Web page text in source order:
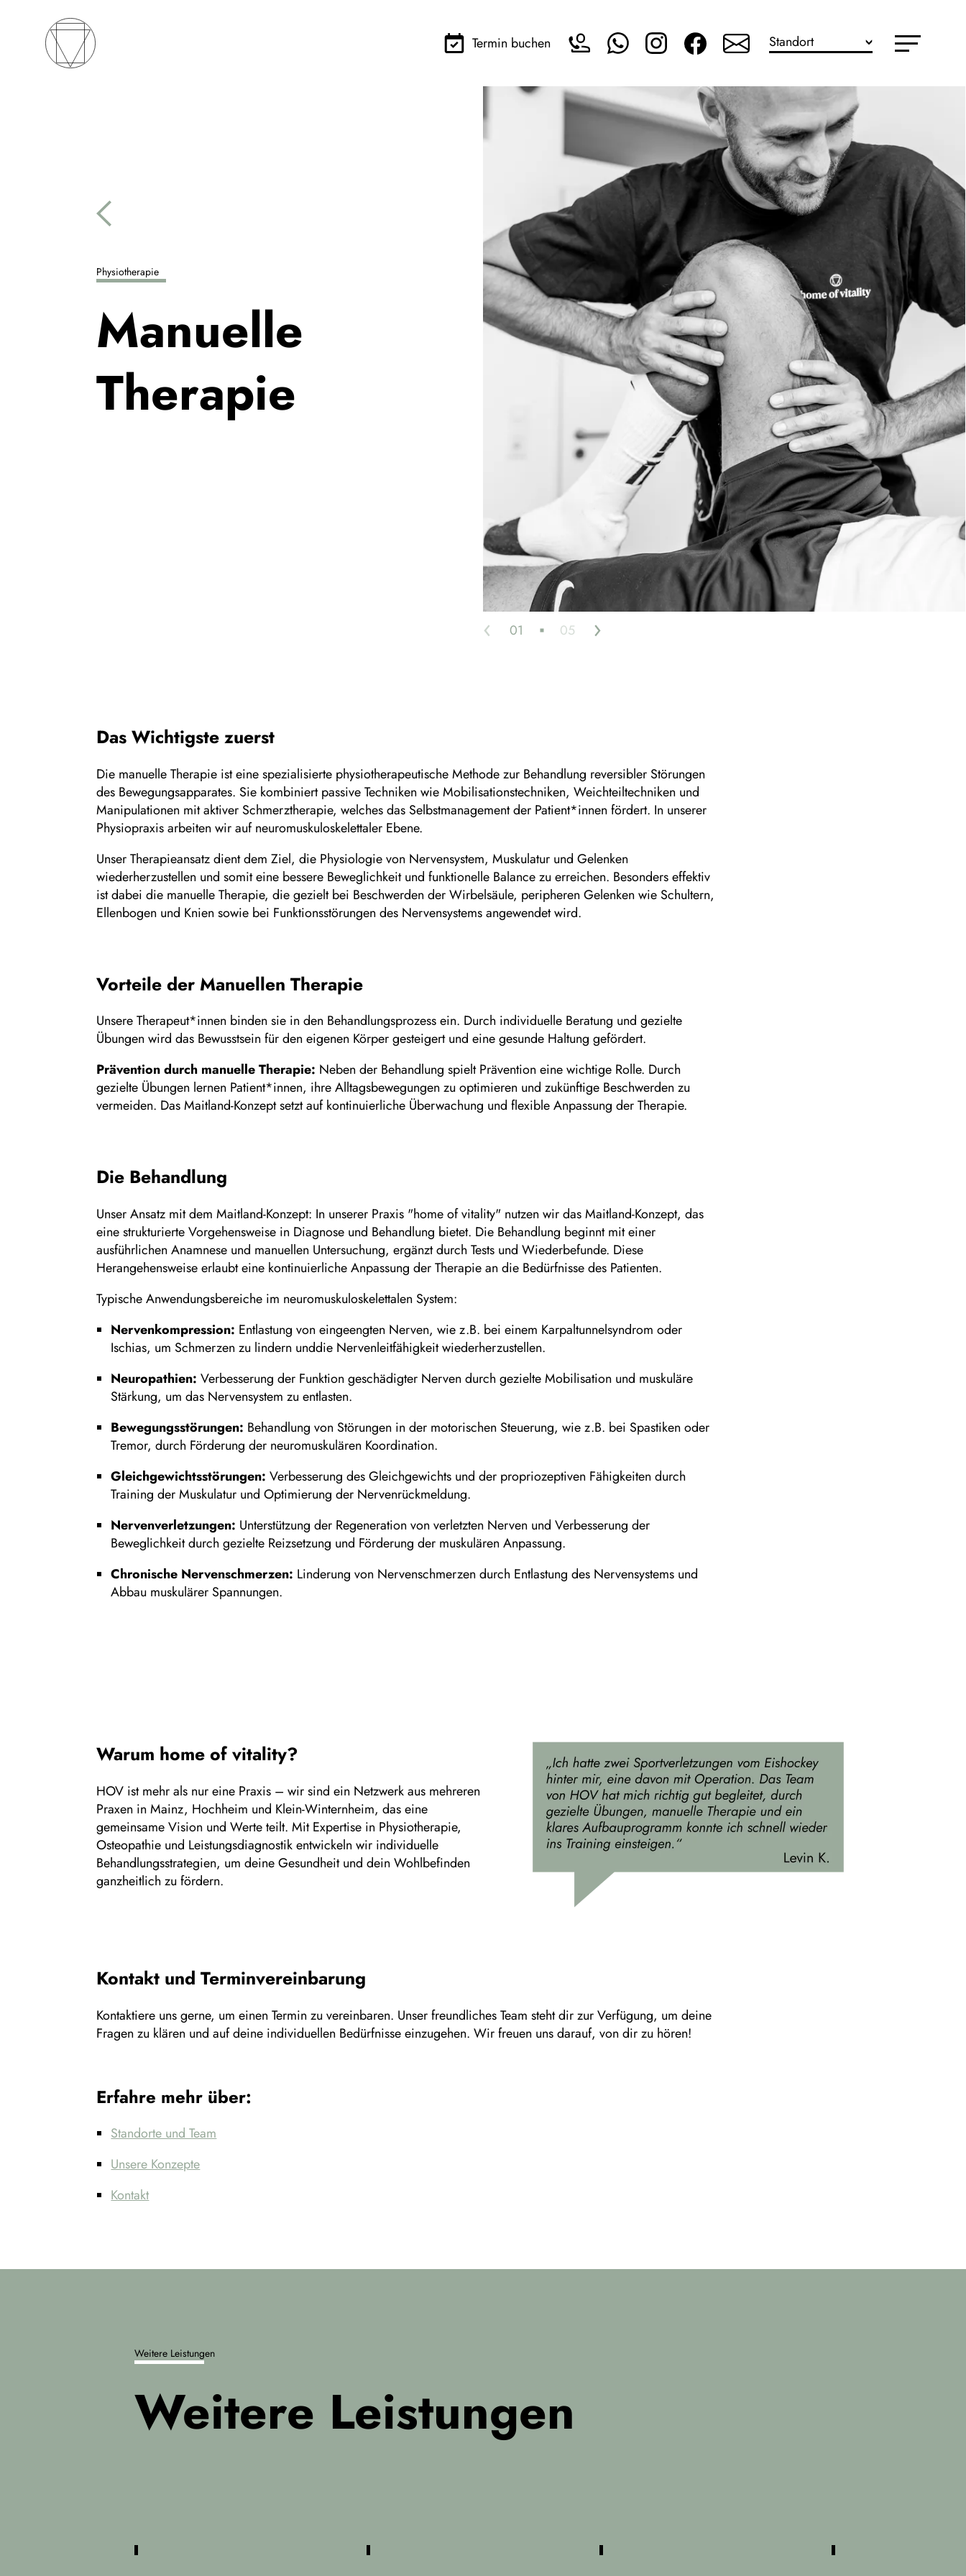
Termin buchen Standort
Mainz - Am Brand
Mainz - Bleiche
Hochheim
Klein-Winternheim
Bretzenheim
Physiotherapie
Manuelle
Therapie
‹ 01 05 ›
Das Wichtigste zuerst
Die manuelle Therapie ist eine spezialisierte physiotherapeutische Methode zur Behandlung reversibler Störungen
des Bewegungsapparates. Sie kombiniert passive Techniken wie Mobilisationstechniken, Weichteiltechniken und
Manipulationen mit aktiver Schmerztherapie, welches das Selbstmanagement der Patient*innen fördert. In unserer
Physiopraxis arbeiten wir auf neuromuskuloskelettaler Ebene.
Unser Therapieansatz dient dem Ziel, die Physiologie von Nervensystem, Muskulatur und Gelenken
wiederherzustellen und somit eine bessere Beweglichkeit und funktionelle Balance zu erreichen. Besonders effektiv
ist dabei die manuelle Therapie, die gezielt bei Beschwerden der Wirbelsäule, peripheren Gelenken wie Schultern,
Ellenbogen und Knien sowie bei Funktionsstörungen des Nervensystems angewendet wird.
Vorteile der Manuellen Therapie
Unsere Therapeut*innen binden sie in den Behandlungsprozess ein. Durch individuelle Beratung und gezielte
Übungen wird das Bewusstsein für den eigenen Körper gesteigert und eine gesunde Haltung gefördert.
Prävention durch manuelle Therapie: Neben der Behandlung spielt Prävention eine wichtige Rolle. Durch
gezielte Übungen lernen Patient*innen, ihre Alltagsbewegungen zu optimieren und zukünftige Beschwerden zu
vermeiden. Das Maitland-Konzept setzt auf kontinuierliche Überwachung und flexible Anpassung der Therapie.
Die Behandlung
Unser Ansatz mit dem Maitland-Konzept: In unserer Praxis "home of vitality" nutzen wir das Maitland-Konzept, das
eine strukturierte Vorgehensweise in Diagnose und Behandlung bietet. Die Behandlung beginnt mit einer
ausführlichen Anamnese und manuellen Untersuchung, ergänzt durch Tests und Wiederbefunde. Diese
Herangehensweise erlaubt eine kontinuierliche Anpassung der Therapie an die Bedürfnisse des Patienten.
Typische Anwendungsbereiche im neuromuskuloskelettalen System:
Nervenkompression: Entlastung von eingeengten Nerven, wie z.B. bei einem Karpaltunnelsyndrom oder
Ischias, um Schmerzen zu lindern unddie Nervenleitfähigkeit wiederherzustellen.
Neuropathien: Verbesserung der Funktion geschädigter Nerven durch gezielte Mobilisation und muskuläre
Stärkung, um das Nervensystem zu entlasten.
Bewegungsstörungen: Behandlung von Störungen in der motorischen Steuerung, wie z.B. bei Spastiken oder
Tremor, durch Förderung der neuromuskulären Koordination.
Gleichgewichtsstörungen: Verbesserung des Gleichgewichts und der propriozeptiven Fähigkeiten durch
Training der Muskulatur und Optimierung der Nervenrückmeldung.
Nervenverletzungen: Unterstützung der Regeneration von verletzten Nerven und Verbesserung der
Beweglichkeit durch gezielte Reizsetzung und Förderung der muskulären Anpassung.
Chronische Nervenschmerzen: Linderung von Nervenschmerzen durch Entlastung des Nervensystems und
Abbau muskulärer Spannungen.
Warum home of vitality?
HOV ist mehr als nur eine Praxis – wir sind ein Netzwerk aus mehreren
Praxen in Mainz, Hochheim und Klein-Winternheim, das eine
gemeinsame Vision und Werte teilt. Mit Expertise in Physiotherapie,
Osteopathie und Leistungsdiagnostik entwickeln wir individuelle
Behandlungsstrategien, um deine Gesundheit und dein Wohlbefinden
ganzheitlich zu fördern.
Kontakt und Terminvereinbarung
Kontaktiere uns gerne, um einen Termin zu vereinbaren. Unser freundliches Team steht dir zur Verfügung, um deine
Fragen zu klären und auf deine individuellen Bedürfnisse einzugehen. Wir freuen uns darauf, von dir zu hören!
Erfahre mehr über:
Standorte und Team
Unsere Konzepte
Kontakt
Weitere Leistungen
Weitere Leistungen